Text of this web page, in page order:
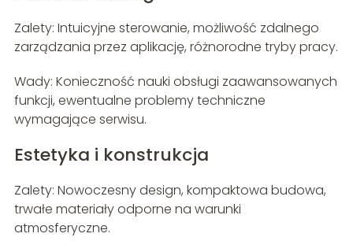
Zalety: Intuicyjne sterowanie, możliwość zdalnego
zarządzania przez aplikację, różnorodne tryby pracy.
Wady: Konieczność nauki obsługi zaawansowanych
funkcji, ewentualne problemy techniczne
wymagające serwisu.
Estetyka i konstrukcja
Zalety: Nowoczesny design, kompaktowa budowa,
trwałe materiały odporne na warunki
atmosferyczne.